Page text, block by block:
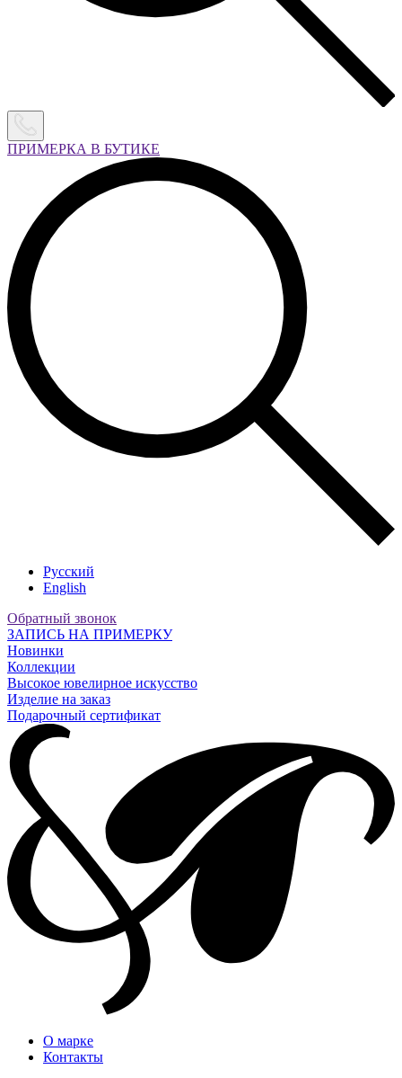
ПРИМЕРКА В БУТИКЕ
Русский
English
Обратный звонок
ЗАПИСЬ НА ПРИМЕРКУ
Новинки
Коллекции
Высокое ювелирное искусство
Изделие на заказ
Подарочный сертификат
О марке
Контакты